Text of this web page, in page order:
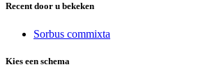
Recent door u bekeken
Sorbus commixta
Kies een schema